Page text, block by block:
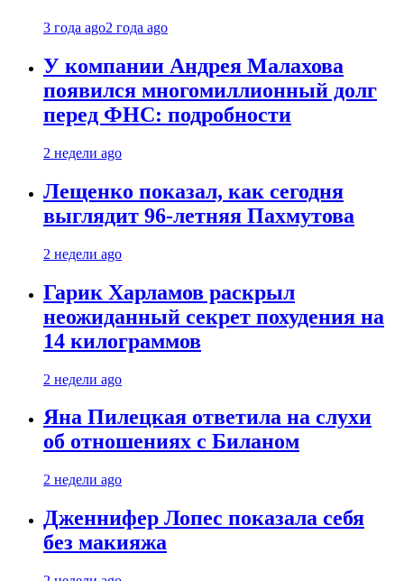
3 года ago2 года ago
У компании Андрея Малахова
появился многомиллионный долг
перед ФНС: подробности
2 недели ago
Лещенко показал, как сегодня
выглядит 96-летняя Пахмутова
2 недели ago
Гарик Харламов раскрыл
неожиданный секрет похудения на
14 килограммов
2 недели ago
Яна Пилецкая ответила на слухи
об отношениях с Биланом
2 недели ago
Дженнифер Лопес показала себя
без макияжа